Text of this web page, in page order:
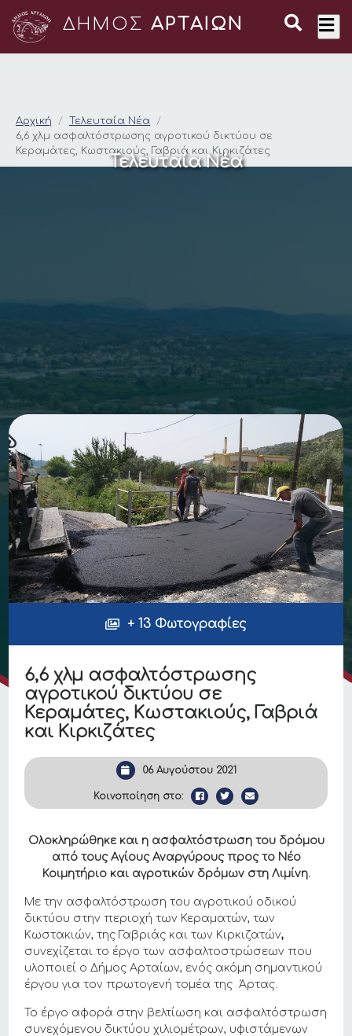
ΔΗΜΟΣ ΑΡΤΑΙΩΝ
6,6 χλμ
Αρχική
Τελευταία Νέα
6,6 χλμ ασφαλτόστρωσης αγροτικού δικτύου σε
Κεραμάτες, Κωστακιούς, Γαβριά και Κιρκιζάτες
Τελευταία Νέα
+ 13 Φωτογραφίες
6,6 χλμ ασφαλτόστρωσης
αγροτικού δικτύου σε
Κεραμάτες, Κωστακιούς, Γαβριά
και Κιρκιζάτες
06 Αυγούστου 2021
Κοινοποίηση στο:
Ολοκληρώθηκε και η ασφαλτόστρωση του δρόμου
από τους Αγίους Αναργύρους προς το Νέο
Κοιμητήριο και αγροτικών δρόμων στη Λιμίνη.
Με την ασφαλτόστρωση του αγροτικού οδικού
δικτύου στην περιοχή των Κεραματών, των
Κωστακιών, της Γαβριάς και των Κιρκιζατών,
συνεχίζεται το έργο των ασφαλτοστρώσεων που
υλοποιεί ο Δήμος Αρταίων, ενός ακόμη σημαντικού
έργου για τον πρωτογενή τομέα της Άρτας.
Το έργο αφορά στην βελτίωση και ασφαλτόστρωση
συνεχόμενου δικτύου χιλιομέτρων, υφιστάμενων